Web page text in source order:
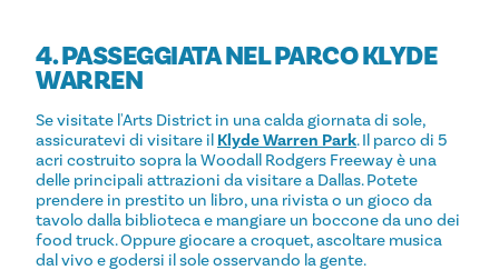
4. PASSEGGIATA NEL PARCO KLYDE
WARREN
Se visitate l'Arts District in una calda giornata di sole,
assicuratevi di visitare il Klyde Warren Park. Il parco di 5
acri costruito sopra la Woodall Rodgers Freeway è una
delle principali attrazioni da visitare a Dallas. Potete
prendere in prestito un libro, una rivista o un gioco da
tavolo dalla biblioteca e mangiare un boccone da uno dei
food truck. Oppure giocare a croquet, ascoltare musica
dal vivo e godersi il sole osservando la gente.